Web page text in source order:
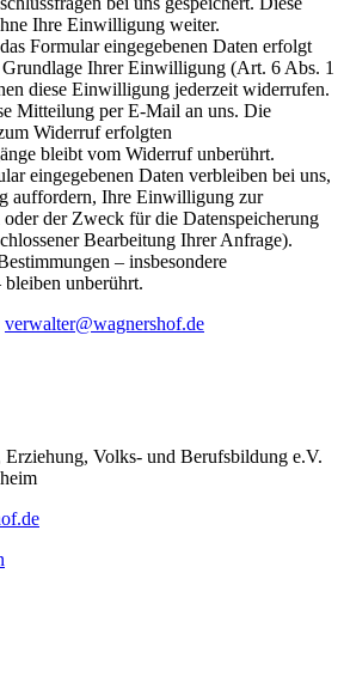
Ihre Einwilligung weiter.
Formular eingegebenen Daten erfolgt
Ihrer Einwilligung (Art. 6 Abs. 1
diese Einwilligung jederzeit widerrufen.
Mitteilung per E-Mail an uns. Die
Widerruf erfolgten
bleibt vom Widerruf unberührt.
eingegebenen Daten verbleiben bei uns,
auffordern, Ihre Einwilligung zur
der Zweck für die Datenspeicherung
Bearbeitung Ihrer Anfrage).
– insbesondere
unberührt.
verwalter@wagnershof.de
Erziehung, Volks- und Berufsbildung e.V.